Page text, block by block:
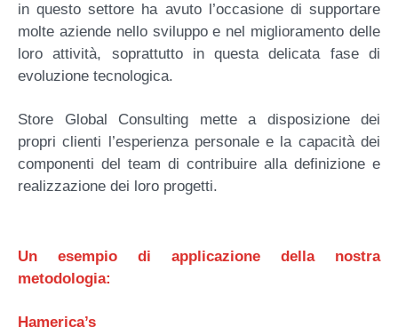
in questo settore ha avuto l’occasione di supportare
molte aziende nello sviluppo e nel miglioramento delle
loro attività, soprattutto in questa delicata fase di
evoluzione tecnologica.
Store Global Consulting mettea disposizione dei
propri clienti l’esperienza personale e la capacità dei
componenti del team di contribuire alla definizione e
realizzazione dei loro progetti.
Un esempio di applicazione della nostra
metodologia:
Hamerica’s